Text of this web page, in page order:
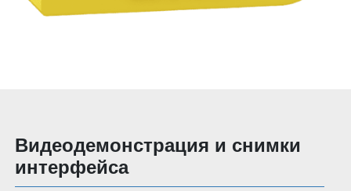
Видеодемонстрация и снимки
интерфейса